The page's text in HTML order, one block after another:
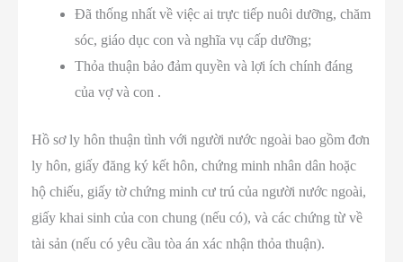
Đã thống nhất về việc ai trực tiếp nuôi dưỡng, chăm
sóc, giáo dục con và nghĩa vụ cấp dưỡng;
Thỏa thuận bảo đảm quyền và lợi ích chính đáng
của vợ và con .
Hồ sơ ly hôn thuận tình với người nước ngoài bao gồm đơn
ly hôn, giấy đăng ký kết hôn, chứng minh nhân dân hoặc
hộ chiếu, giấy tờ chứng minh cư trú của người nước ngoài,
giấy khai sinh của con chung (nếu có), và các chứng từ về
tài sản (nếu có yêu cầu tòa án xác nhận thỏa thuận).